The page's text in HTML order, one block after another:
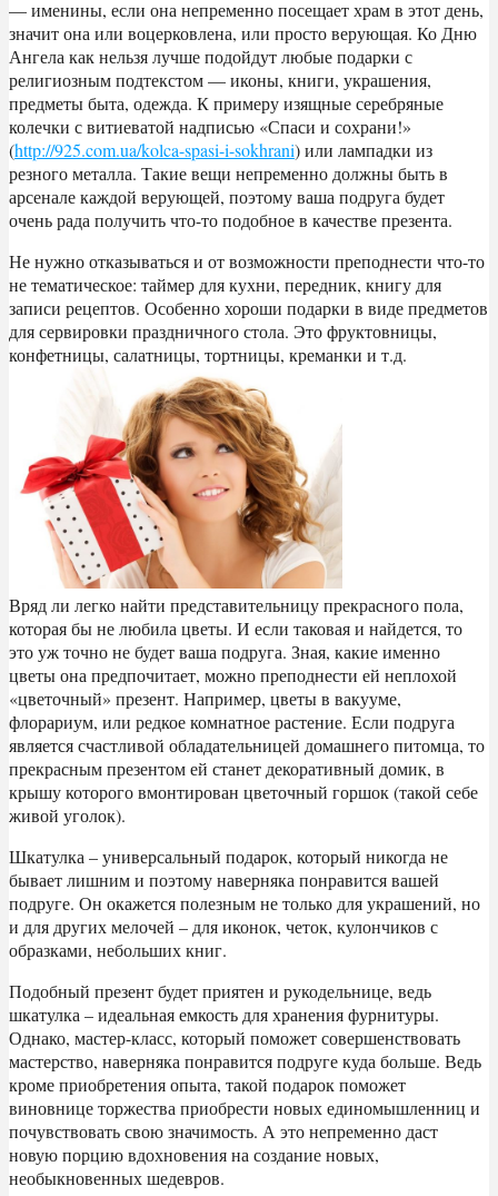
— именины, если она непременно посещает храм в этот день,
значит она или воцерковлена, или просто верующая. Ко Дню
Ангела как нельзя лучше подойдут любые подарки с
религиозным подтекстом — иконы, книги, украшения,
предметы быта, одежда. К примеру изящные серебряные
колечки с витиеватой надписью «Спаси и сохрани!»
(http://925.com.ua/kolca-spasi-i-sokhrani) или лампадки из
резного металла. Такие вещи непременно должны быть в
арсенале каждой верующей, поэтому ваша подруга будет
очень рада получить что-то подобное в качестве презента.
Не нужно отказываться и от возможности преподнести что-то
не тематическое: таймер для кухни, передник, книгу для
записи рецептов. Особенно хороши подарки в виде предметов
для сервировки праздничного стола. Это фруктовницы,
конфетницы, салатницы, тортницы, креманки и т.д.
Вряд ли легко найти представительницу прекрасного пола,
которая бы не любила цветы. И если таковая и найдется, то
это уж точно не будет ваша подруга. Зная, какие именно
цветы она предпочитает, можно преподнести ей неплохой
«цветочный» презент. Например, цветы в вакууме,
флорариум, или редкое комнатное растение. Если подруга
является счастливой обладательницей домашнего питомца, то
прекрасным презентом ей станет декоративный домик, в
крышу которого вмонтирован цветочный горшок (такой себе
живой уголок).
Шкатулка – универсальный подарок, который никогда не
бывает лишним и поэтому наверняка понравится вашей
подруге. Он окажется полезным не только для украшений, но
и для других мелочей – для иконок, четок, кулончиков с
образками, небольших книг.
Подобный презент будет приятен и рукодельнице, ведь
шкатулка – идеальная емкость для хранения фурнитуры.
Однако, мастер-класс, который поможет совершенствовать
мастерство, наверняка понравится подруге куда больше. Ведь
кроме приобретения опыта, такой подарок поможет
виновнице торжества приобрести новых единомышленниц и
почувствовать свою значимость. А это непременно даст
новую порцию вдохновения на создание новых,
необыкновенных шедевров.